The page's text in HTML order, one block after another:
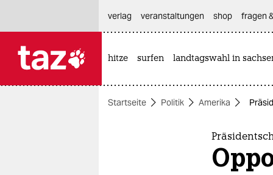
themen
verlag
veranstaltungen shop fragen
hitze surfen landtagswahl in
Startseite Politik Amerika